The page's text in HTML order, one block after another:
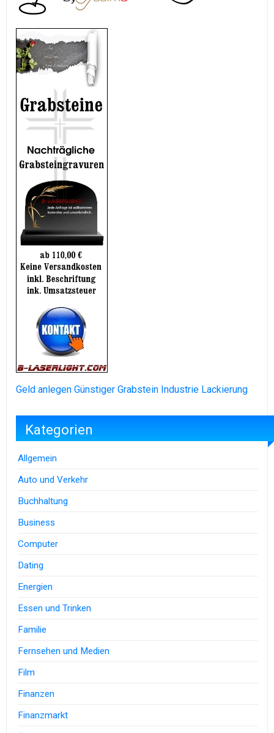
Geld anlegen Günstiger Grabstein Industrie Lackierung
Kategorien
Allgemein
Auto und Verkehr
Buchhaltung
Business
Computer
Dating
Energien
Essen und Trinken
Familie
Fernsehen und Medien
Film
Finanzen
Finanzmarkt